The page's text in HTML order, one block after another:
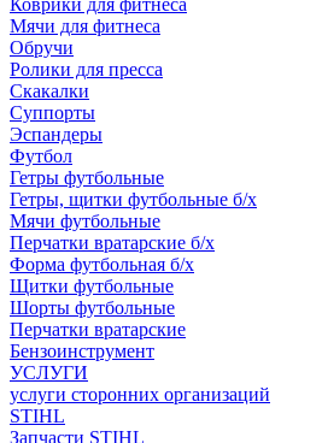
Коврики для фитнеса
Мячи для фитнеса
Обручи
Ролики для пресса
Скакалки
Суппорты
Эспандеры
Футбол
Гетры футбольные
Гетры, щитки футбольные б/х
Мячи футбольные
Перчатки вратарские б/х
Форма футбольная б/х
Щитки футбольные
Шорты футбольные
Перчатки вратарские
Бензоинструмент
УСЛУГИ
услуги сторонних организаций
STIHL
Запчасти STIHL